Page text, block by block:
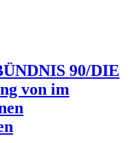
90/DIE
von im